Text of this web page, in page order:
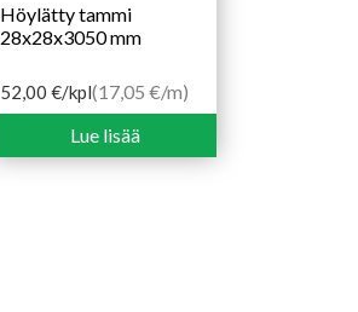
Höylätty tammi
28x28x3050 mm
52,00€/kpl(17,05 €/m)
Lue lisää